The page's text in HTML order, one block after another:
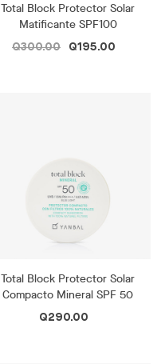
Total Block Protector Solar
Matificante SPF100
Q300.00 Q195.00
Total Block Protector Solar
Compacto Mineral SPF 50
Q290.00